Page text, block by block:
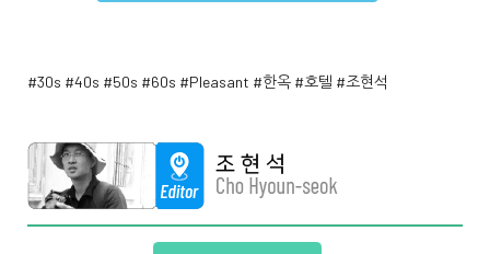
#30s #40s #50s #60s #Pleasant #한옥 #호텔 #조현석
Wiki Page